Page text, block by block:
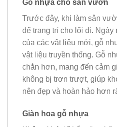
Gỗ nhựa cho sân vườn
Trước đây, khi làm sân
để trang trí cho lối đi. Ngày
của các vật liệu mới, gỗ
vật liệu truyền thống. Gỗ
chắn hơn, mang đến cảm
không bị trơn trượt, giúp
nên đẹp và hoàn hảo hơn
Giàn hoa gỗ nhựa